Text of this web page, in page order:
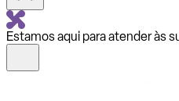
Estamos aqui para atender às